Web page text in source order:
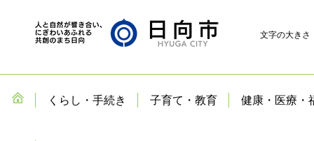
文字の大きさ
くらし・手続き 子育て・教育 健康・医療・